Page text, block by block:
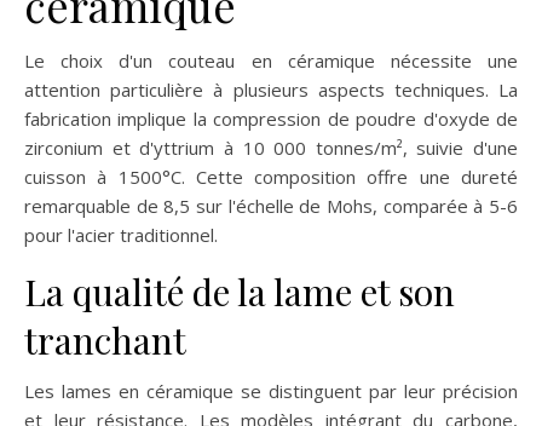
Le choix d'un couteau en céramique nécessite une
attention particulière à plusieurs aspects techniques. La
fabrication implique la compression de poudre d'oxyde de
zirconium et d'yttrium à 10 000 tonnes/m², suivie d'une
cuisson à 1500°C. Cette composition offre une dureté
remarquable de 8,5 sur l'échelle de Mohs, comparée à 5-6
pour l'acier traditionnel.
La qualité de la lame et son
tranchant
Les lames en céramique se distinguent par leur précision
et leur résistance. Les modèles intégrant du carbone,